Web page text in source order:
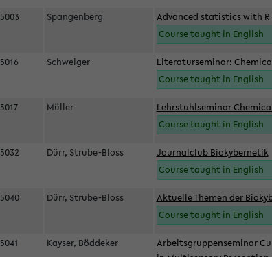
Spangenberg
Advanced statistics with R
Course taught in English
Schweiger
Literaturseminar:
Course taught in English
Müller
Lehrstuhlseminar
Course taught in English
Dürr, Strube-Bloss
Journalclub Biokybernetik
Course taught in English
Dürr, Strube-Bloss
Aktuelle Themen der
Course taught in English
Kayser, Böddeker
Arbeitsgruppenseminar